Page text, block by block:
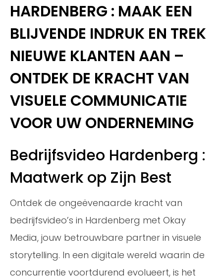
HARDENBERG : MAAK EEN
BLIJVENDE INDRUK EN TREK
NIEUWE KLANTEN AAN –
ONTDEK DE KRACHT VAN
VISUELE COMMUNICATIE
VOOR UW ONDERNEMING
Bedrijfsvideo Hardenberg :
Maatwerk op Zijn Best
Ontdek de ongeëvenaarde kracht van
bedrijfsvideo’s in Hardenberg met Okay
Media, jouw betrouwbare partner in visuele
storytelling. In een digitale wereld waarin de
concurrentie voortdurend evolueert, is het